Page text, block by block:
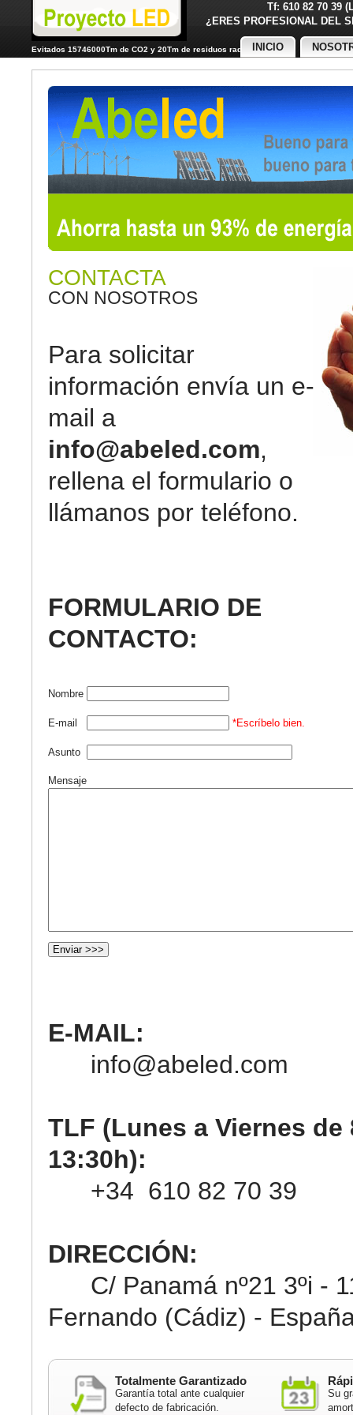
Tf: 610 82 70 39
¿ERES PROFESIONAL
Evitados 15746000Tm de CO2 y 20Tm de residuos radiactivos
INICIO
CONTACTA
CON NOSOTROS
Para solicitar
información envía un e-
mail a
info@abeled.com,
rellena el formulario o
llámanos por teléfono.
FORMULARIO DE
CONTACTO:
Nombre
E-mail *Escríbelo bien.
Asunto
Mensaje
E-MAIL:
info@abeled.com
TLF (Lunes a Viernes de
13:30h):
+34 610 82 70 39
DIRECCIÓN:
C/ Panamá nº21 3ºi -
Fernando (Cádiz) -
Totalmente Garantizado
Garantía total ante cualquier
defecto de fabricación.
Su